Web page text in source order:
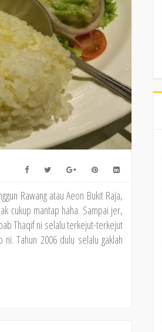
Rawang atau Aeon Bukit Raja,
cukup mantap haha. Sampai jer,
Thaqif ni selalu terkejut-terkejut
Tahun 2006 dulu selalu gaklah